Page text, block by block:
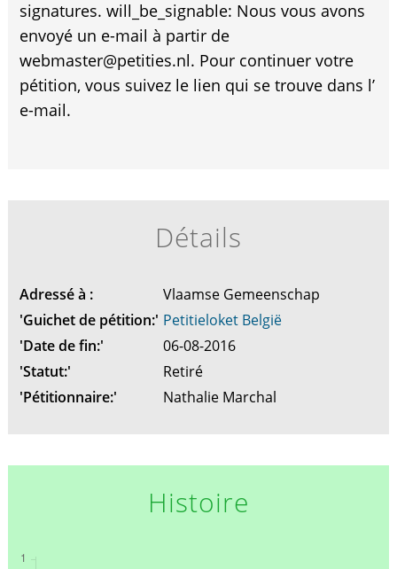
signatures. will_be_signable: Nous vous avons
envoyé un e-mail à partir de
webmaster@petities.nl. Pour continuer votre
pétition, vous suivez le lien qui se trouve dans l’
e-mail.
Détails
Adressé à :
Vlaamse Gemeenschap
'Guichet de pétition:' Petitieloket België
'Date de fin:'
06-08-2016
'Statut:'
Retiré
'Pétitionnaire:'
Nathalie Marchal
Histoire